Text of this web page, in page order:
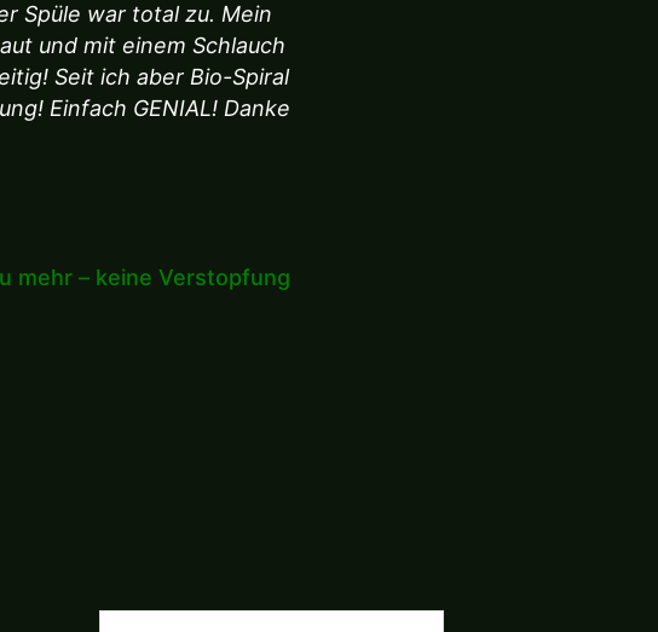
Spüle war total zu. Mein
und mit einem Schlauch
Seit ich aber Bio-Spiral
Einfach GENIAL! Danke
mehr – keine Verstopfung